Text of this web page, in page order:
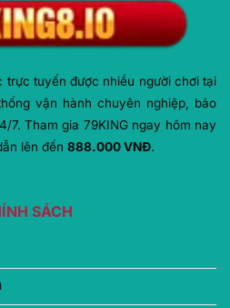
trực tuyến được nhiều người chơi tại
vận hành chuyên nghiệp, bảo
7. Tham gia 79KING ngay hôm nay
lên đến 888.000 VNĐ.
SÁCH